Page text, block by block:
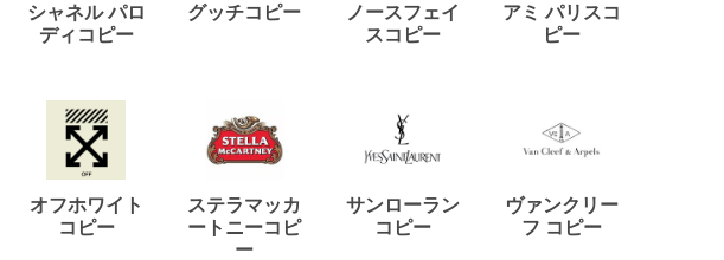
シャネル パロ
ディコピー
グッチコピー
ノースフェイ
スコピー
アミ パリスコ
ピー
オフホワイト
コピー
ステラマッカ
ートニーコピ
ー
サンローラン
コピー
ヴァンクリー
フ コピー